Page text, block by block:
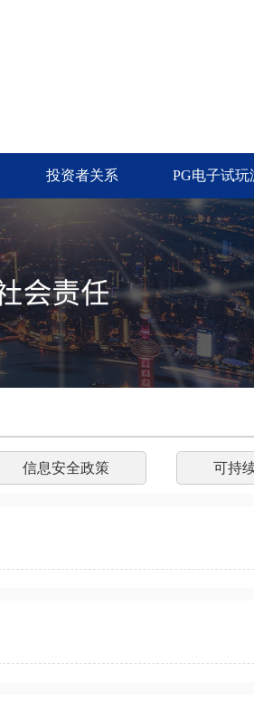
投资者关系 PG电子试玩
信息安全政策 可持